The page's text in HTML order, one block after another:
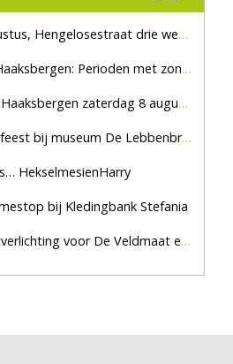
drie weken dicht voor doorgaand verkeer
Perioden met zon en droog
zaterdag 8 augustus, marktplein Haaksbergen
bij museum De Lebbenbrugge
HekselmesienHarry
bij Kledingbank Stefania
voor De Veldmaat en De Pas